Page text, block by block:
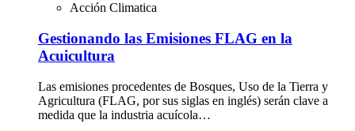
Acción Climatica
Gestionando las Emisiones FLAG en la
Acuicultura
Las emisiones procedentes de Bosques, Uso de la Tierra y
Agricultura (FLAG, por sus siglas en inglés) serán clave a
medida que la industria acuícola…